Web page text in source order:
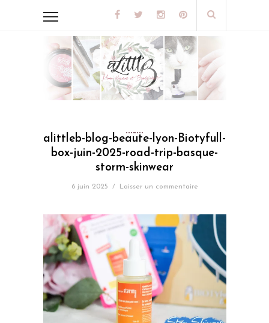
alittleb-blog-beaute-lyon-Biotyfull-
box-juin-2025-road-trip-basque-
storm-skinwear
6 juin 2025 / Laisser un commentaire